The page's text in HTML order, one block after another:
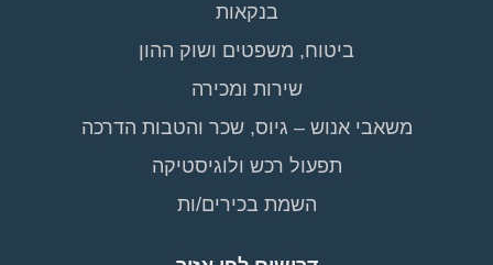
בנקאות
ביטוח, משפטים ושוק ההון
שירות ומכירה
משאבי אנוש – גיוס, שכר והטבות הדרכה
תפעול רכש ולוגיסטיקה
השמת בכירים/ות